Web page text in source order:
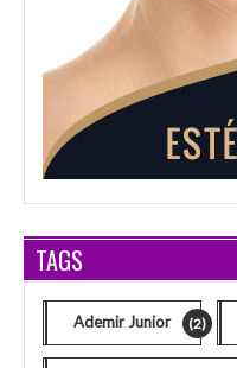
TAGS
Ademir Junior (2)